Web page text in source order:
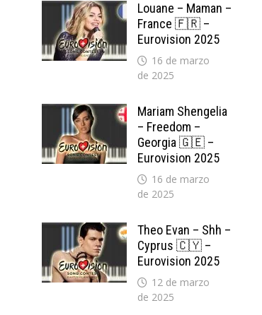
Louane – Maman –
France 🇫🇷 –
Eurovision 2025
16 de marzo
de 2025
Mariam Shengelia
– Freedom –
Georgia 🇬🇪 –
Eurovision 2025
16 de marzo
de 2025
Theo Evan – Shh –
Cyprus 🇨🇾 –
Eurovision 2025
12 de marzo
de 2025